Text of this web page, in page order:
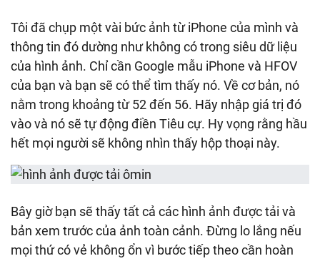
Tôi đã chụp một vài bức ảnh từ iPhone của mình và
thông tin đó dường như không có trong siêu dữ liệu
của hình ảnh. Chỉ cần Google mẫu iPhone và HFOV
của bạn và bạn sẽ có thể tìm thấy nó. Về cơ bản, nó
nằm trong khoảng từ 52 đến 56. Hãy nhập giá trị đó
vào và nó sẽ tự động điền Tiêu cự. Hy vọng rằng hầu
hết mọi người sẽ không nhìn thấy hộp thoại này.
Bây giờ bạn sẽ thấy tất cả các hình ảnh được tải và
bản xem trước của ảnh toàn cảnh. Đừng lo lắng nếu
mọi thứ có vẻ không ổn vì bước tiếp theo cần hoàn